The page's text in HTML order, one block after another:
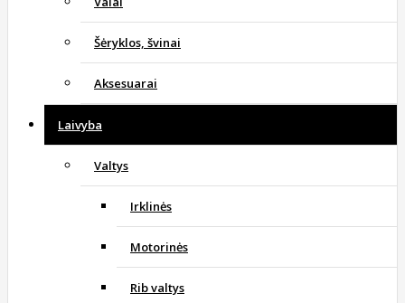
Šėryklos, švinai
Aksesuarai
Laivyba
Valtys
Irklinės
Motorinės
Rib valtys